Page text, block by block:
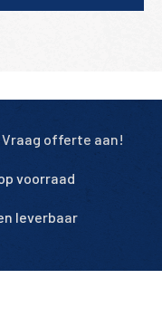
offerte aan!
voorraad
leverbaar